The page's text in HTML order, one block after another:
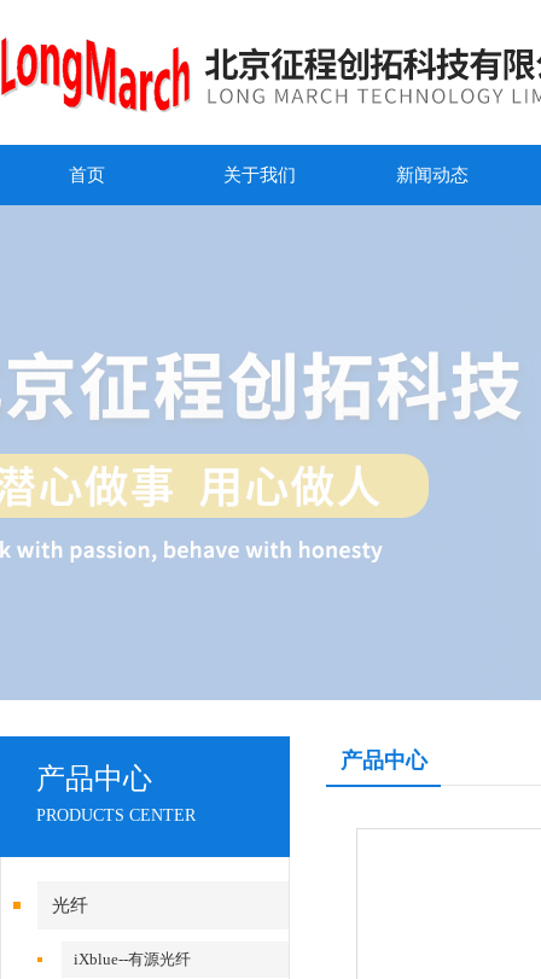
首页 关于我们 新闻动态
产品中心
PRODUCTS CENTER
光纤
iXblue--有源光纤
产品中心